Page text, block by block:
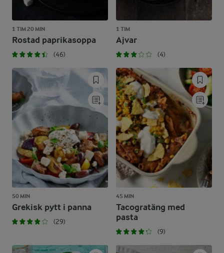
1 TIM 20 MIN
Rostad paprikasoppa
(46)
1 TIM
Ajvar
(4)
50 MIN
Grekisk pytt i panna
(29)
45 MIN
Tacogratäng med
pasta
(9)